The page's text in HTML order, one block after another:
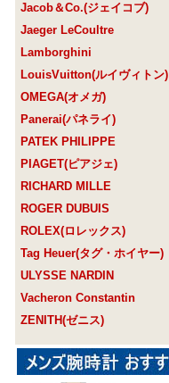
Jacob＆Co.(ジェイコブ)
Jaeger LeCoultre
Lamborghini
LouisVuitton(ルイヴィトン)
OMEGA(オメガ)
Panerai(パネライ)
PATEK PHILIPPE
PIAGET(ピアジェ)
RICHARD MILLE
ROGER DUBUIS
ROLEX(ロレックス)
Tag Heuer(タグ・ホイヤー)
ULYSSE NARDIN
Vacheron Constantin
ZENITH(ゼニス)